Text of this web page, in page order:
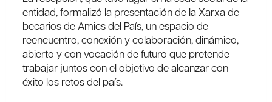
entidad, formalizó la presentación de la Xarxa de
becarios de Amics del País, un espacio de
reencuentro, conexión y colaboración, dinámico,
abierto y con vocación de futuro que pretende
trabajar juntos con el objetivo de alcanzar con
éxito los retos del país.